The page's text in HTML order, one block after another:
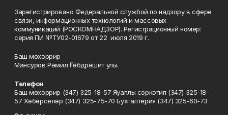
Зарегистрировано Федеральной службой по надзору в сфере
связи, информационных технологий и массовых
коммуникаций (РОСКОМНАДЗОР). Регистрационный номер:
серия ПИ №ТУ02-01679 от 22 июля 2019 г.
Баш мөхәррир
Мансуров Рәмил Ғәбдрәшит улы.
Телефон
Баш мөхәррир (347) 325-18-57 Яуаплы сәркәтип (347) 325-18-
57 Хәбәрселәр (347) 325-75-70 Бухгалтерия (347) 325-60-73